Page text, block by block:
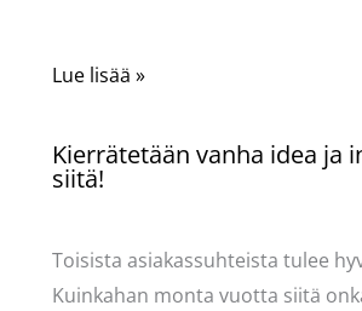
Lue lisää »
Kierrätetään vanha idea ja
siitä!
Toisista asiakassuhteista tulee
Kuinkahan monta vuotta siitä